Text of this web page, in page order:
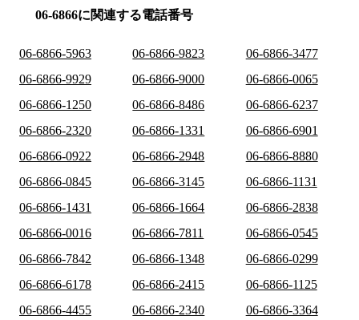
06-6866に関連する電話番号
06-6866-5963 06-6866-9823
06-6866-3477
06-6866-9929
06-6866-9000
06-6866-0065
06-6866-1250
06-6866-8486
06-6866-6237
06-6866-2320
06-6866-1331
06-6866-6901
06-6866-0922
06-6866-2948
06-6866-8880
06-6866-0845
06-6866-3145
06-6866-1131
06-6866-1431
06-6866-1664
06-6866-2838
06-6866-0016
06-6866-7811
06-6866-0545
06-6866-7842
06-6866-1348
06-6866-0299
06-6866-6178
06-6866-2415
06-6866-1125
06-6866-4455
06-6866-2340
06-6866-3364